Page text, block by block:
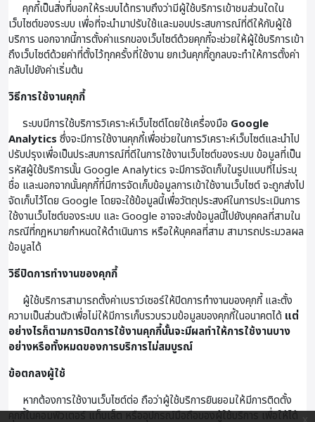
คุกกี้เป็นสิ่งที่บอกให้ระบบได้ทราบถึงว่ามีผู้ใช้บริการเข้าชมส่วนใดใน
เว็บไซต์ของระบบ เพื่อที่จะนำมาปรับใช้และมอบประสบการณ์ที่ดีให้กับผู้ใช้
บริการ นอกจากนี้การตั้งค่าแรกของเว็บไซต์ด้วยคุกกี้จะช่วยให้ผู้ใช้บริการเข้า
ถึงเว็บไซต์ด้วยค่าที่ตั้งไว้ทุกครั้งที่ใช้งาน ยกเว้นคุกกี้ถูกลบจะทำให้การตั้งค่า
กลับไปยังค่าเริ่มต้น
วิธีการใช้งานคุกกี้
ระบบมีการใช้บริการวิเคราะห์เว็บไซต์โดยใช้เครื่องมือ Google
Analytics ซึ่งจะมีการใช้งานคุกกี้เพื่อช่วยในการวิเคราะห์เว็บไซต์และนำไป
ปรับปรุงเพื่อเป็นประสบการณ์ที่ดีในการใช้งานเว็บไซต์ของระบบ ข้อมูลที่เป็น
รหัสผู้ใช้บริการนั้น Google Analytics จะมีการจัดเก็บในรูปแบบที่ไม่ระบุ
ชื่อ และนอกจากนั้นคุกกี้ที่มีการจัดเก็บข้อมูลการเข้าใช้งานเว็บไซต์ จะถูกส่งไป
จัดเก็บไว้โดย Google โดยจะใช้ข้อมูลนี้เพื่อวัตถุประสงค์ในการประเมินการ
ใช้งานเว็บไซต์ของระบบ และ Google อาจจะส่งข้อมูลนี้ไปยังบุคคลที่สามใน
กรณีที่กฏหมายกำหนดให้ดำเนินการ หรือให้บุคคลที่สาม สามารถประมวลผล
ข้อมูลได้
วิธีปิดการทำงานของคุกกี้
ผู้ใช้บริการสามารถตั้งค่าเบราว์เซอร์ให้ปิดการทำงานของคุกกี้ และตั้ง
ความเป็นส่วนตัวเพื่อไม่ให้มีการเก็บรวบรวมข้อมูลของคุกกี้ในอนาคตได้ แต่
อย่างไรก็ตามการปิดการใช้งานคุกกี้นั้นจะมีผลทำให้การใช้งานบาง
อย่างหรือทั้งหมดของการบริการไม่สมบูรณ์
ข้อตกลงผู้ใช้
หากต้องการใช้งานเว็บไซต์ต่อ ถือว่าผู้ใช้บริการยินยอมให้มีการติดตั้ง
คุกกี้ในคอมพิวเตอร์ แท็บเล็ต หรืออุปกรณ์มือถือของผู้ใช้บริการ เพื่อให้ได้